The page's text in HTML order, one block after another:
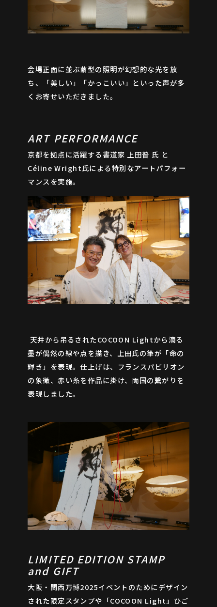
会場正面に並ぶ繭型の照明が幻想的な光を放
ち、「美しい」「かっこいい」といった声が多
くお寄せいただきました。
ART PERFORMANCE
京都を拠点に活躍する書道家 上田普 氏 と
Céline Wright氏による特別なアートパフォー
マンスを実施。
天井から吊るされたCOCOON Lightから滴る
墨が偶然の線や点を描き、上田氏の筆が「命の
輝き」を表現。仕上げは、フランスパビリオン
の象徴、赤い糸を作品に掛け、両国の繫がりを
表現しました。
LIMITED EDITION STAMP
and GIFT
大阪・関西万博2025イベントのためにデザイン
された限定スタンプや「COCOON Light」ひご